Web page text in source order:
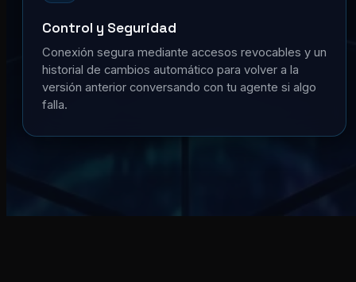
Control y Seguridad
Conexión segura mediante accesos revocables y un
historial de cambios automático para volver a la
versión anterior conversando con tu agente si algo
falla.